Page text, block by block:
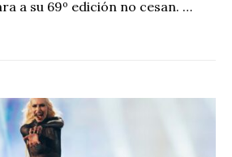
a su 69º edición no cesan. …